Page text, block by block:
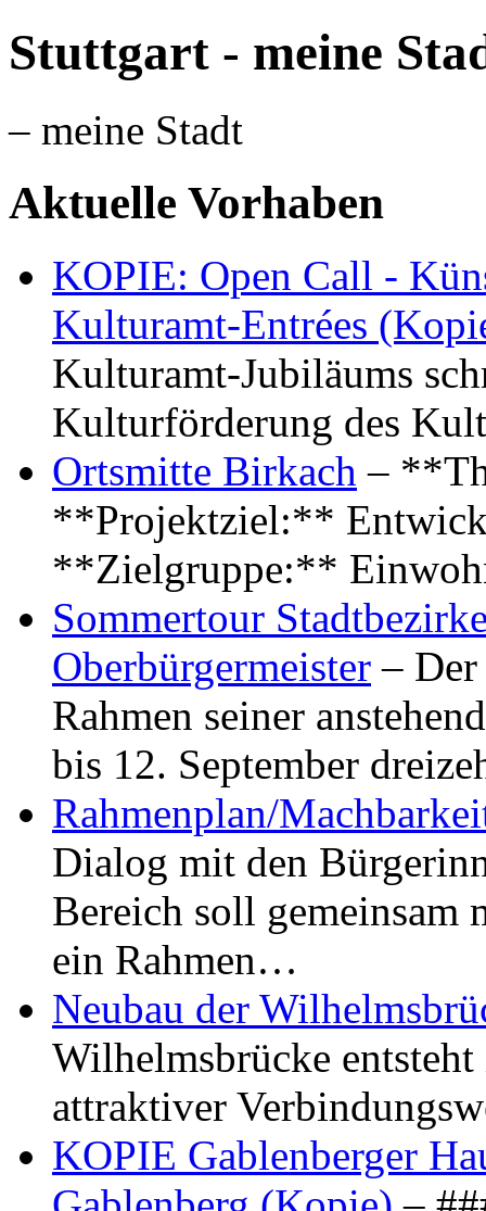
Stuttgart - meine
– meine Stadt
Aktuelle Vorhaben
KOPIE: Open Call -
Kulturamt-Entrées
Kulturamt-Jubiläums
Kulturförderung des
Ortsmitte Birkach –
**Projektziel:**
**Zielgruppe:**
Sommertour
Oberbürgermeister –
Rahmen seiner
bis 12. September
Rahmenplan/
Dialog mit den
Bereich soll gemeinsam
ein Rahmen…
Neubau der
Wilhelmsbrücke
attraktiver
KOPIE Gablenberger